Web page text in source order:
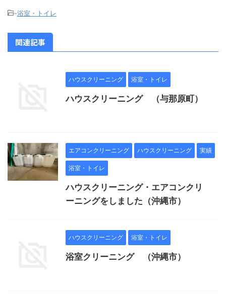
-浴室・トイレ
関連記事
ハウスクリーニング 浴室・トイレ
ハウスクリーニング （与那原町）
エアコンクリーニング ハウスクリーニング 実績
浴室・トイレ
ハウスクリーニング・エアコンクリ
ーニングをしました（沖縄市）
ハウスクリーニング 浴室・トイレ
浴室クリーニング （沖縄市）